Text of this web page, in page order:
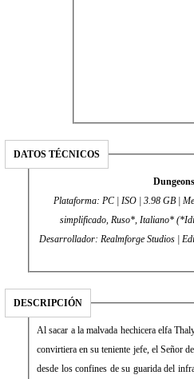
DATOS TÉCNICOS
Plataforma: PC | ISO | 3.98 GB |
simplificado, Ruso*, Italiano*
DESCRIPCIÓN
Al sacar a la malvada hechicera elfa
convirtiera en su teniente jefe, el Señor
desde los confines de su guarida del